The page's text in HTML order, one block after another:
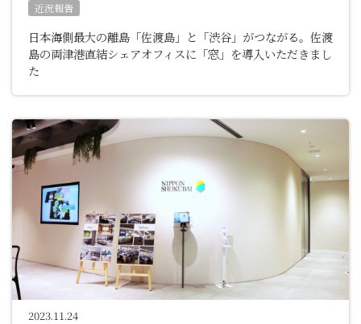
近況報告
日本海側最大の離島「佐渡島」と「渋谷」がつながる。佐渡
島の両津港直結シェアオフィスに「窓」を導入いただきまし
た
2023.11.24